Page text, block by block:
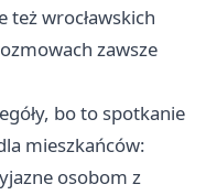
też wrocławskich
zawsze
bo to spotkanie
mieszkańców:
osobom z